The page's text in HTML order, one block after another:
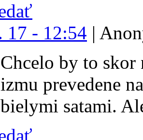
17 - 12:54 |
by to
prevedene
satami.